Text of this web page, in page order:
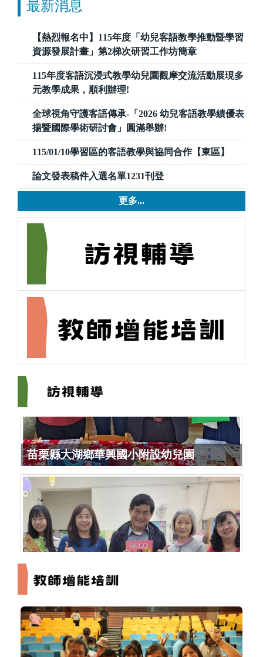
與語言
內涵
最新消息
【熱烈報名中】115年度「幼兒客語教學推動暨學習
資源發展計畫」第2梯次研習工作坊簡章
115年度客語沉浸式教學幼兒園觀摩交流活動展現多
元教學成果，順利辦理!
全球視角守護客語傳承-「2026 幼兒客語教學績優表
揚暨國際學術研討會」圓滿舉辦!
115/01/10學習區的客語教學與協同合作【東區】
論文發表稿件入選名單1231刊登
更多...
苗栗縣大湖鄉華興國小附設幼兒園